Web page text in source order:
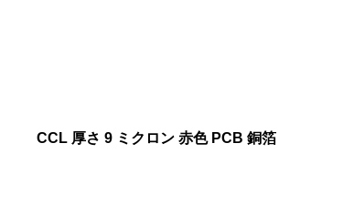
CCL 厚さ 9 ミクロン 赤色 PCB 銅箔